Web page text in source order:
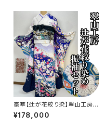
豪華【辻が花絞り染】翠山工房正
絹 振袖セット s760
¥178,000